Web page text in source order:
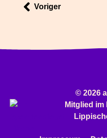
Voriger
© 2026
Mitglied im